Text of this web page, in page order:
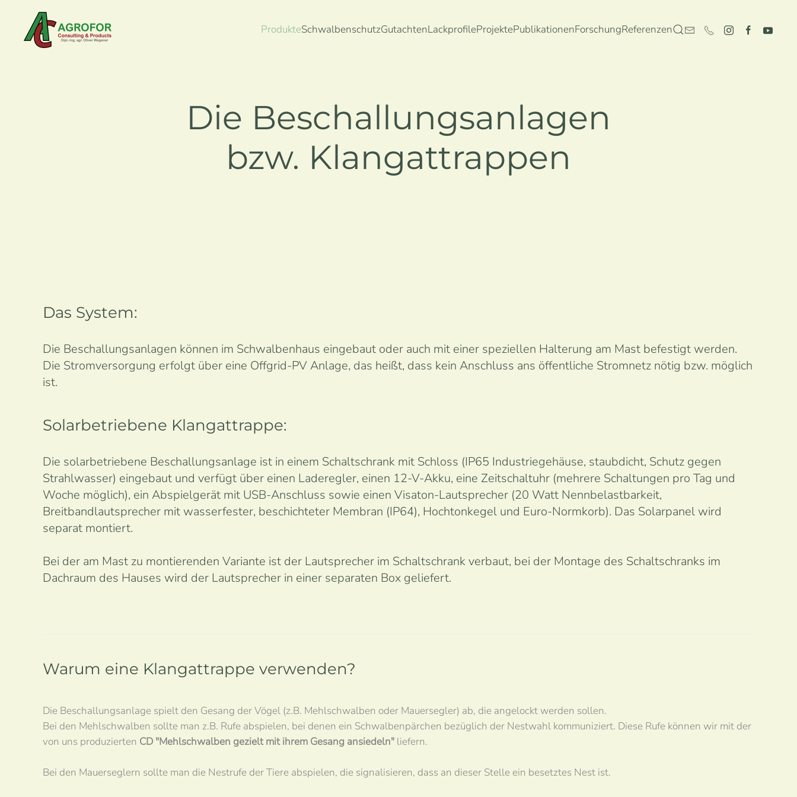
Skip to main content ProdukteSchwalbenschutzGutachtenLackprofileProjektePublikationenForschungReferenzen
Die Beschallungsanlagen
bzw. Klangattrappen
Das System:
Die Beschallungsanlagen können im Schwalbenhaus eingebaut oder auch mit einer speziellen Halterung am Mast befestigt werden.
Die Stromversorgung erfolgt über eine Offgrid-PV Anlage, das heißt, dass kein Anschluss ans öffentliche Stromnetz nötig bzw. möglich
ist.
Solarbetriebene Klangattrappe:
Die solarbetriebene Beschallungsanlage ist in einem Schaltschrank mit Schloss (IP65 Industriegehäuse, staubdicht, Schutz gegen
Strahlwasser) eingebaut und verfügt über einen Laderegler, einen 12-V-Akku, eine Zeitschaltuhr (mehrere Schaltungen pro Tag und
Woche möglich), ein Abspielgerät mit USB-Anschluss sowie einen Visaton-Lautsprecher (20 Watt Nennbelastbarkeit,
Breitbandlautsprecher mit wasserfester, beschichteter Membran (IP64), Hochtonkegel und Euro-Normkorb). Das Solarpanel wird
separat montiert.
Bei der am Mast zu montierenden Variante ist der Lautsprecher im Schaltschrank verbaut, bei der Montage des Schaltschranks im
Dachraum des Hauses wird der Lautsprecher in einer separaten Box geliefert.
Warum eine Klangattrappe verwenden?
Die Beschallungsanlage spielt den Gesang der Vögel (z.B. Mehlschwalben oder Mauersegler) ab, die angelockt werden sollen.
Bei den Mehlschwalben sollte man z.B. Rufe abspielen, bei denen ein Schwalbenpärchen bezüglich der Nestwahl kommuniziert. Diese Rufe können wir mit der
von uns produzierten CD "Mehlschwalben gezielt mit ihrem Gesang ansiedeln" liefern.
Bei den Mauerseglern sollte man die Nestrufe der Tiere abspielen, die signalisieren, dass an dieser Stelle ein besetztes Nest ist.